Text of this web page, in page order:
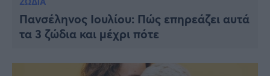
Πανσέληνος Ιουλίου: Πώς επηρεάζει αυτά
τα 3 ζώδια και μέχρι πότε